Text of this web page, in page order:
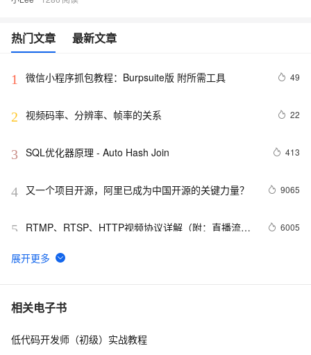
热门文章 最新文章
1 微信小程序抓包教程：Burpsuite版 附所需工具 49
2 视频码率、分辨率、帧率的关系 22
3 SQL优化器原理 - Auto Hash Join 413
4 又一个项目开源，阿里已成为中国开源的关键力量？ 9065
5
RTMP、RTSP、HTTP视频协议详解（附：直播流地
6005
6 谷歌CEO皮查伊：对重返中国持开放态度
7 C语言项目参考解答：全正整数后再计算
8 俗人解读 三维渲染 的工作过程
相关电子书
低代码开发师（初级）实战教程